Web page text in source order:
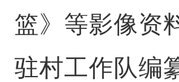
篮》等影像资
驻村工作队编